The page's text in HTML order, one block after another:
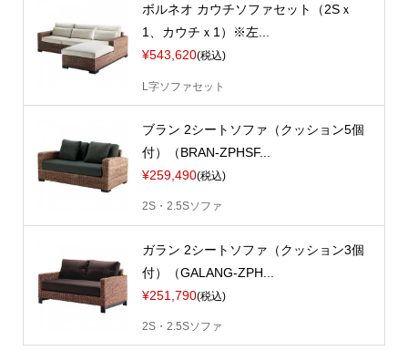
ボルネオ カウチソファセット（2Sｘ
1、カウチｘ1）※左...
¥543,620(税込)
L字ソファセット
ブラン 2シートソファ（クッション5個
付）（BRAN-ZPHSF...
¥259,490(税込)
2S・2.5Sソファ
ガラン 2シートソファ（クッション3個
付）（GALANG-ZPH...
¥251,790(税込)
2S・2.5Sソファ